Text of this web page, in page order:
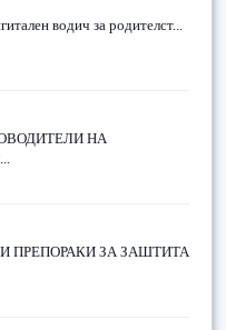
водич за родителст...
НА
ПРЕПОРАКИ ЗА ЗАШТИТА